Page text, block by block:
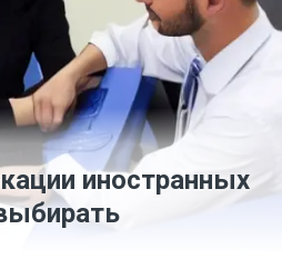
иностранных